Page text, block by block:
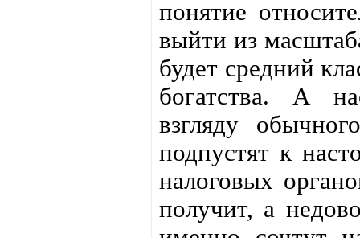
понятие
выйти из
будет средний
богатства. А
взгляду
подпустят к
налоговых
получит, а